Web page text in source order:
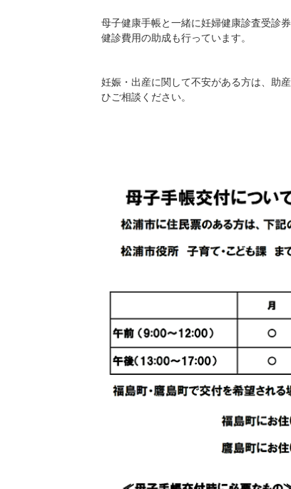
母子健康手帳と一緒に妊婦健康診査受診
健診費用の助成も行っています。
妊娠・出産に関して不安がある方は、助
ひご相談ください。